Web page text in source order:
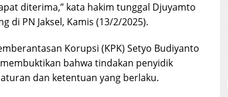
diterima,” kata hakim tunggal Djuyamto
di PN Jaksel, Kamis (13/2/2025).
Korupsi (KPK) Setyo Budiyanto
bahwa tindakan penyidik
dan ketentuan yang berlaku.